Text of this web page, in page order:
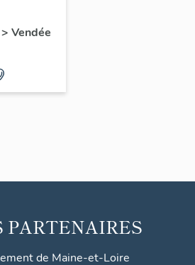
de la
> Vendée
PARTENAIRES
de Maine-et-Loire